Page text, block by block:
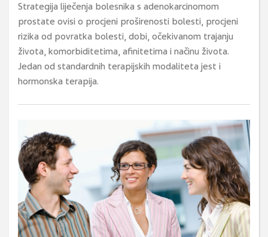
Strategija liječenja bolesnika s adenokarcinomom
prostate ovisi o procjeni proširenosti bolesti, procjeni
rizika od povratka bolesti, dobi, očekivanom trajanju
života, komorbiditetima, afinitetima i načinu života.
Jedan od standardnih terapijskih modaliteta jest i
hormonska terapija.